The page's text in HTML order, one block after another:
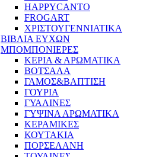
HAPPYCANTO
FROGART
ΧΡΙΣΤΟΥΓΕΝΝΙΑΤΙΚΑ
ΒΙΒΛΙΑ ΕΥΧΩΝ
ΜΠΟΜΠΟΝΙΕΡΕΣ
ΚΕΡΙΑ & ΑΡΩΜΑΤΙΚΑ
ΒΟΤΣΑΛΑ
ΓΑΜΟΣ&ΒΑΠΤΙΣΗ
ΓΟΥΡΙΑ
ΓΥΑΛΙΝΕΣ
ΓΥΨΙΝΑ ΑΡΩΜΑΤΙΚΑ
ΚΕΡΑΜΙΚΕΣ
ΚΟΥΤΑΚΙΑ
ΠΟΡΣΕΛΑΝΗ